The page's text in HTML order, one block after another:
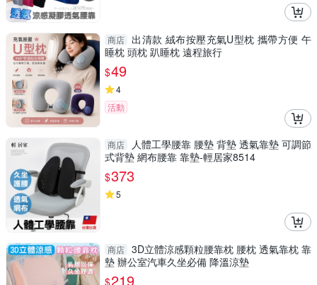
商店
出清款 絨布按壓充氣U型枕 攜帶方便 午
睡枕 頭枕 趴睡枕 遠程旅行
$49
4
活動
商店
人體工學腰靠 腰墊 背墊 透氣靠墊 可調節
式背墊 網布腰靠 靠墊-輕居家8514
$373
5
商店 3D立體涼感顆粒腰靠枕 腰枕 透氣靠枕 靠
墊 辦公室汽車久坐必備 降溫涼墊
$219